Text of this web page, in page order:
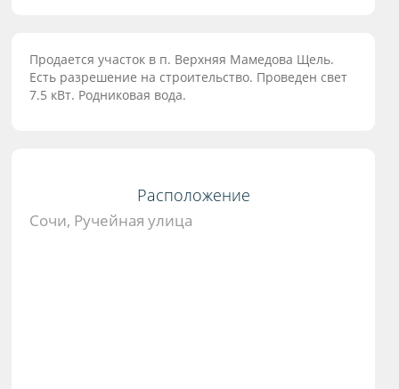
Продается участок в п. Верхняя Мамедова Щель.
Есть разрешение на строительство. Проведен свет
7.5 кВт. Родниковая вода.
Расположение
Сочи, Ручейная улица